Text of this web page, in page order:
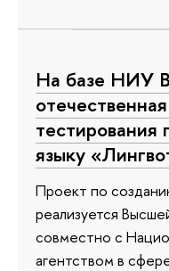
На базе НИУ
тестирования
языку
Проект по
реализуется
совместно с
агентством в